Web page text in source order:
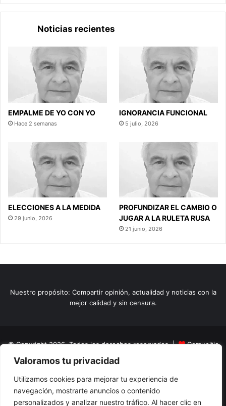
Valoramos tu privacidad
Utilizamos cookies para mejorar tu experiencia de
navegación, mostrarte anuncios o contenido
personalizados y analizar nuestro tráfico. Al hacer clic en
Noticias recientes
EMPALME DE YO CON YO
Hace 2 semanas
IGNORANCIA FUNCIONAL
5 julio, 2026
ELECCIONES A LA MEDIDA
29 junio, 2026
PROFUNDIZAR EL CAMBIO O
JUGAR A LA RULETA RUSA
21 junio, 2026
Nuestro propósito: Compartir opinión, actualidad y noticias con la
mejor calidad y sin censura.
© Copyright 2026, Todos los derechos reservados |
Comunitic
SAS BICNit 901228106
Home
Actualidad Variedades Opinion Turismo
El Tinteadero
Caricaturas Reportajes